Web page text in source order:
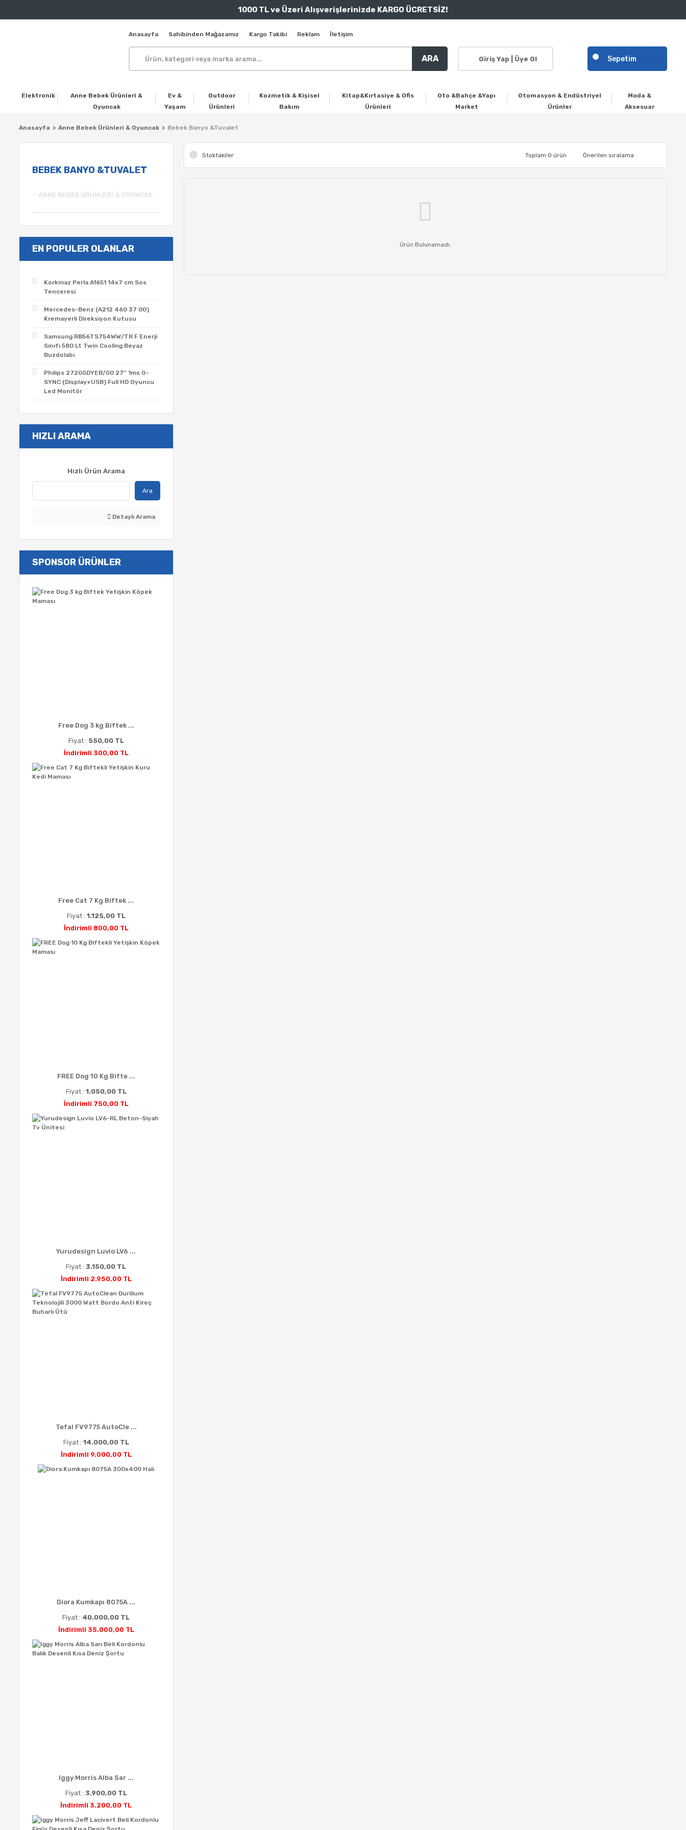
1000 TL ve Üzeri Alışverişlerinizde KARGO ÜCRETSİZ!
Anasayfa Sahibinden Mağazamız Kargo Takibi Reklam İletişim
ARA Giriş Yap | Üye Ol Sepetim
Elektronik
Anne Bebek Ürünleri &
Oyuncak
Ev &
Yaşam
Outdoor
Ürünleri
Kozmetik & Kişisel
Bakım
Kitap&Kırtasiye & Ofis
Ürünleri
Oto &Bahçe &Yapı
Market
Otomasyon & Endüstriyel
Ürünler
Moda &
Aksesuar
Anasayfa Anne Bebek Ürünleri & Oyuncak Bebek Banyo &Tuvalet
BEBEK BANYO &TUVALET
ANNE BEBEK ÜRÜNLERI & OYUNCAK
EN POPULER OLANLAR
Korkmaz Perla A1651 14x7 cm Sos
Tenceresi
Mercedes-Benz (A212 460 37 00)
Kremayerli Direksiyon Kutusu
Samsung RB56TS754WW/TR F Enerji
Sınıfı 580 Lt Twin Cooling Beyaz
Buzdolabı
Philips 272G5DYEB/00 27'' 1ms G-
SYNC (Display+USB) Full HD Oyuncu
Led Monitör
HIZLI ARAMA
Hızlı Ürün Arama
Ara
Detaylı Arama
SPONSOR ÜRÜNLER
Free Dog 3 kg Biftek ...
Fiyat : 550,00 TL
İndirimli 300,00 TL
Free Cat 7 Kg Biftek ...
Fiyat : 1.125,00 TL
İndirimli 800,00 TL
FREE Dog 10 Kg Bifte ...
Fiyat : 1.050,00 TL
İndirimli 750,00 TL
Yurudesign Luvio LV6 ...
Fiyat :3.150,00 TL
İndirimli 2.950,00 TL
Tefal FV9775 AutoCle ...
Fiyat : 14.000,00 TL
İndirimli 9.000,00 TL
Diora Kumkapı 8075A ...
Fiyat : 40.000,00 TL
İndirimli 35.000,00 TL
Iggy Morris Alba Sar ...
Fiyat : 3.900,00 TL
İndirimli 3.200,00 TL
Stoktakiler Toplam 0 ürün
Ürün Bulunamadı.